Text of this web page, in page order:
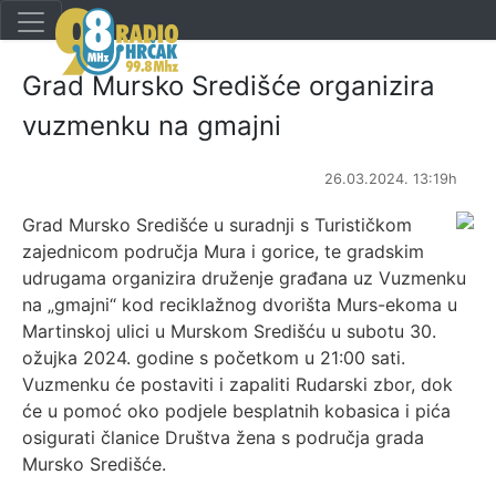
Grad Mursko Središće organizira
vuzmenku na gmajni
26.03.2024. 13:19h
Grad Mursko Središće u suradnji s Turističkom
zajednicom područja Mura i gorice, te gradskim
udrugama organizira druženje građana uz Vuzmenku
na „gmajni“ kod reciklažnog dvorišta Murs-ekoma u
Martinskoj ulici u Murskom Središću u subotu 30.
ožujka 2024. godine s početkom u 21:00 sati.
Vuzmenku će postaviti i zapaliti Rudarski zbor, dok
će u pomoć oko podjele besplatnih kobasica i pića
osigurati članice Društva žena s područja grada
Mursko Središće.